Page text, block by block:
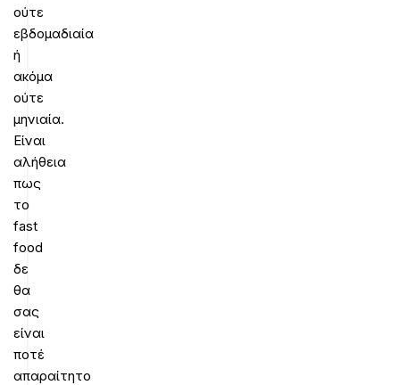
ούτε
εβδομαδιαία
ή
ακόμα
ούτε
μηνιαία.
Είναι
αλήθεια
πως
το
fast
food
δε
θα
σας
είναι
ποτέ
απαραίτητο